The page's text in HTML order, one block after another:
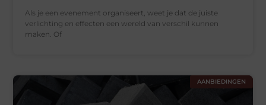
Als je een evenement organiseert, weet je dat de juiste
verlichting en effecten een wereld van verschil kunnen
maken. Of
AANBIEDINGEN